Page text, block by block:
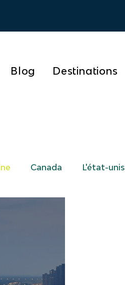
Blog Destinations
Canada L'état-unis